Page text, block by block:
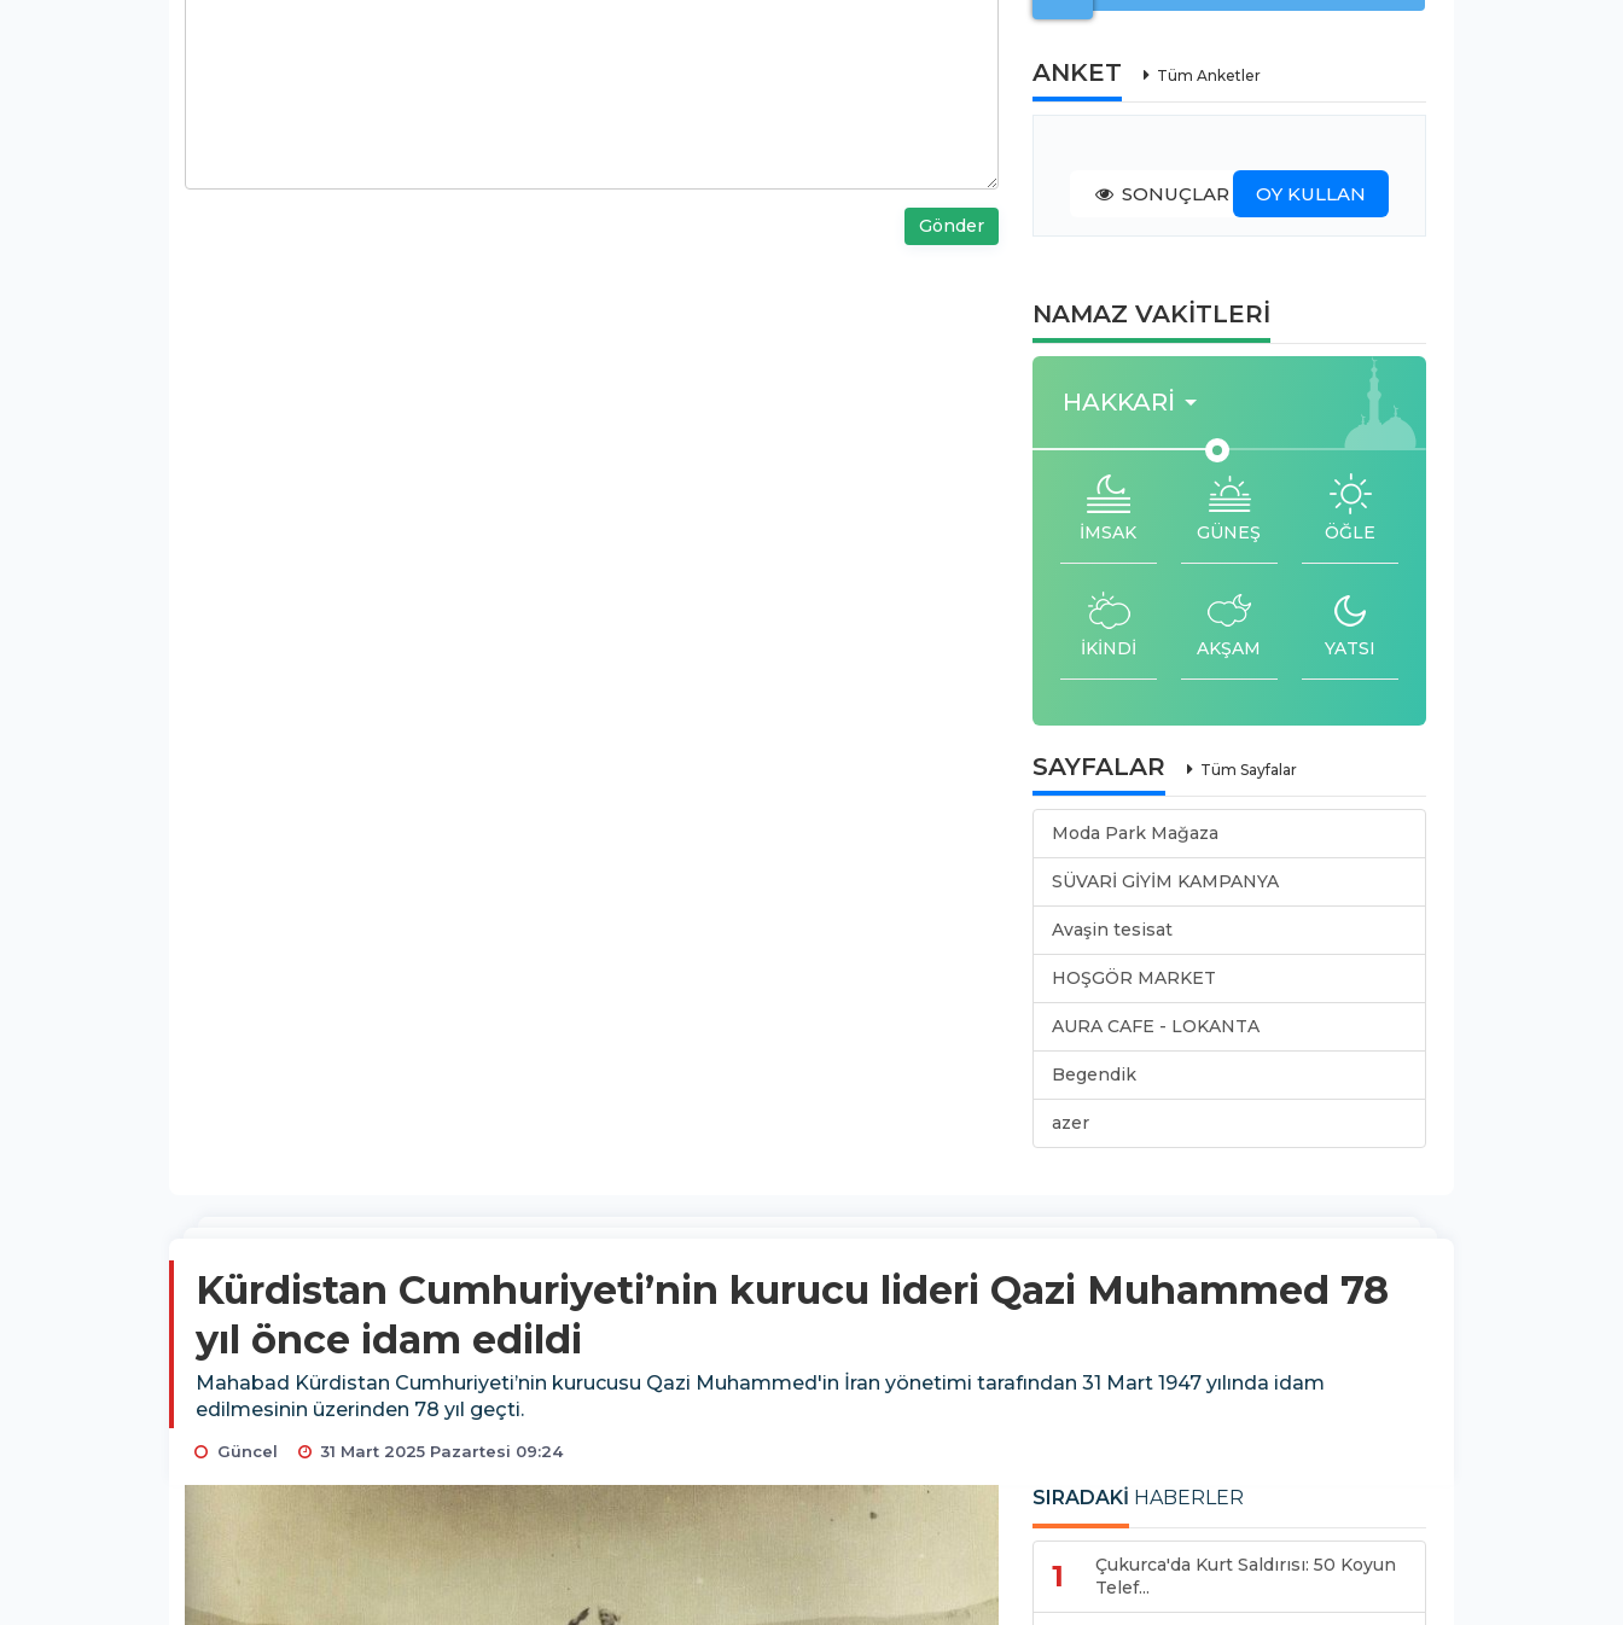
Gönder
ANKET Tüm Anketler
SONUÇLAR OY KULLAN
NAMAZ VAKİTLERİ
HAKKARI
İMSAK GÜNEŞ ÖĞLE
İKİNDİ AKŞAM YATSI
SAYFALAR Tüm Sayfalar
Moda Park Mağaza
SÜVARİ GİYİM KAMPANYA
Avaşin tesisat
HOŞGÖR MARKET
AURA CAFE - LOKANTA
Begendik
azer
Kürdistan Cumhuriyeti’nin kurucu lideri Qazi Muhammed 78
yıl önce idam edildi
Mahabad Kürdistan Cumhuriyeti’nin kurucusu Qazi Muhammed'in İran yönetimi tarafından 31 Mart 1947 yılında idam
edilmesinin üzerinden 78 yıl geçti.
Güncel 31 Mart 2025 Pazartesi 09:24
SIRADAKİ HABERLER
1
Çukurca'da Kurt Saldırısı: 50 Koyun
Telef...